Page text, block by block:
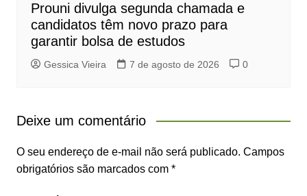
Prouni divulga segunda chamada e
candidatos têm novo prazo para
garantir bolsa de estudos
Gessica Vieira 7 de agosto de 2026 0
Deixe um comentário
O seu endereço de e-mail não será publicado. Campos
obrigatórios são marcados com *